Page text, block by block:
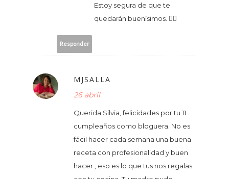
Estoy segura de que te
quedarán buenísimos. 👍🏻
Responder
MJSALLA
26 abril
Querida Silvia, felicidades por tu 11
cumpleaños como bloguera. No es
fácil hacer cada semana una buena
receta con profesionalidad y buen
hacer , eso es lo que tus nos regalas